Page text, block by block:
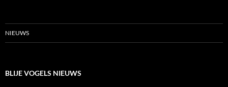
NIEUWS
BLIJE VOGELS NIEUWS